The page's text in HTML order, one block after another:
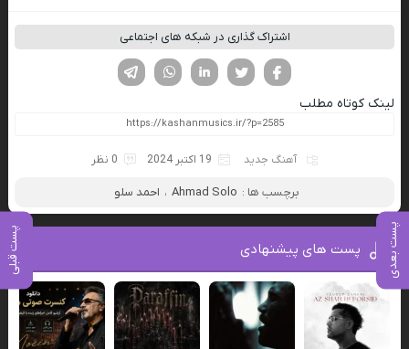
پست بعدی پست قبلی
اشتراک گذاری در شبکه های اجتماعی
لینکدین تویتر
فیسوک
لینک کوتاه مطلب
آهنگ جدید 19 اکتبر 2024 0 نظر
برچسب ها : Ahmad Solo ، احمد سلو
پست های پیشنهادی